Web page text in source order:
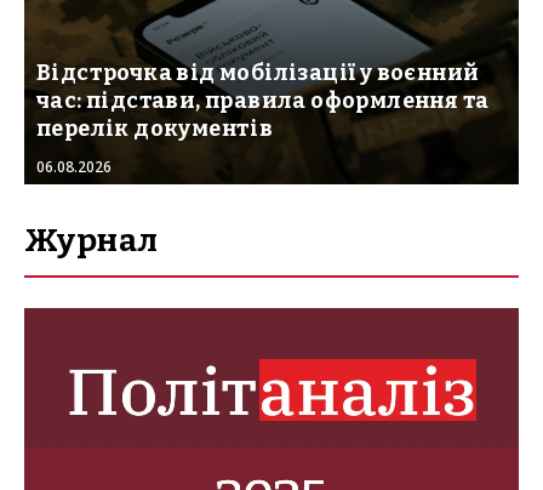
Відстрочка від мобілізації у воєнний
час: підстави, правила оформлення та
перелік документів
06.08.2026
Журнал